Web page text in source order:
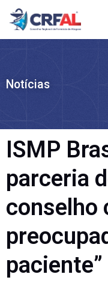
Ir
para
Notícias
ISMP
parceria
conselho
paciente”